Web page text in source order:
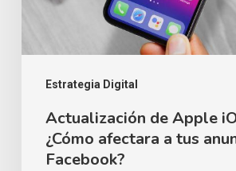
Estrategia Digital
afectara
tus
anuncios
Facebook?
Actualización de Apple
¿Cómo afectara a tus
Facebook?